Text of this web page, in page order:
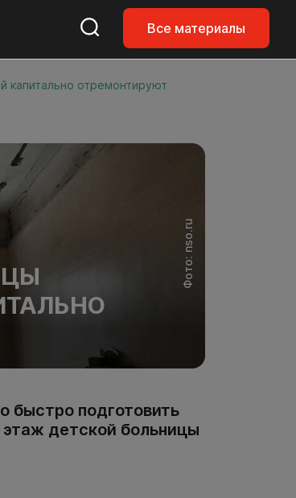
Все материалы
капитально отремонтируют
Фото: nso.ru
быстро подготовить
детской больницы